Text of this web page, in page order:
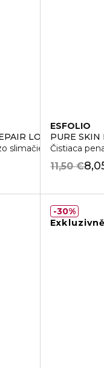
LOW PH GEL
slimačieho slizu
ESFOLIO
PURE SKIN
Čistiaca
11,50 €
Exkluzivně
30%